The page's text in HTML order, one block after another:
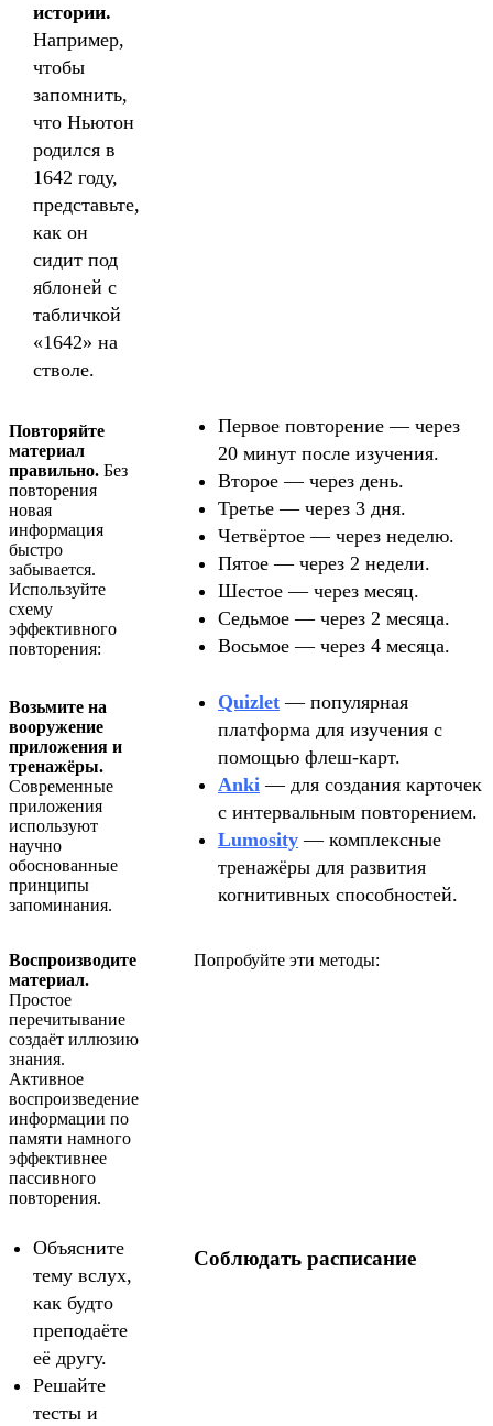
истории.
Например,
чтобы
запомнить,
что Ньютон
родился в
1642 году,
представьте,
как он
сидит под
яблоней с
табличкой
«1642» на
стволе.
Повторяйте
материал
правильно. Без
повторения
новая
информация
быстро
забывается.
Используйте
схему
эффективного
повторения:
Первое повторение — через
20 минут после изучения.
Второе — через день.
Третье — через 3 дня.
Четвёртое — через неделю.
Пятое — через 2 недели.
Шестое — через месяц.
Седьмое — через 2 месяца.
Восьмое — через 4 месяца.
Возьмите на
вооружение
приложения и
тренажёры.
Современные
приложения
используют
научно
обоснованные
принципы
запоминания.
Quizlet — популярная
платформа для изучения с
помощью флеш-карт.
Anki — для создания карточек
с интервальным повторением.
Lumosity — комплексные
тренажёры для развития
когнитивных способностей.
Воспроизводите
материал.
Простое
перечитывание
создаёт иллюзию
знания.
Активное
воспроизведение
информации по
памяти намного
эффективнее
пассивного
повторения.
Попробуйте эти методы:
Объясните
тему вслух,
как будто
преподаёте
её другу.
Решайте
тесты и
Соблюдать расписание